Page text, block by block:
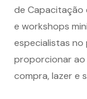
de Capacitação
e workshops
especialistas no
proporcionar
compra, lazer e